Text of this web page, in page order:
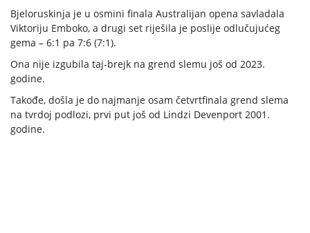
Bjeloruskinja je u osmini finala Australijan opena savladala
Viktoriju Emboko, a drugi set riješila je poslije odlučujućeg
gema – 6:1 pa 7:6 (7:1).
Ona nije izgubila taj-brejk na grend slemu još od 2023.
godine.
Takođe, došla je do najmanje osam četvrtfinala grend slema
na tvrdoj podlozi, prvi put još od Lindzi Devenport 2001.
godine.